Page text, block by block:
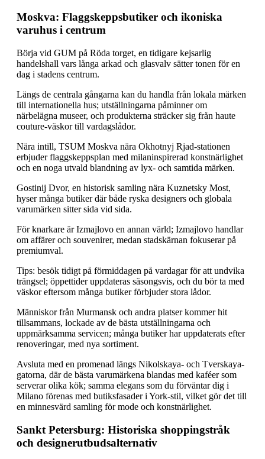
Moskva: Flaggskeppsbutiker och ikoniska
varuhus i centrum
Börja vid GUM på Röda torget, en tidigare kejsarlig
handelshall vars långa arkad och glasvalv sätter tonen för en
dag i stadens centrum.
Längs de centrala gångarna kan du handla från lokala märken
till internationella hus; utställningarna påminner om
närbelägna museer, och produkterna sträcker sig från haute
couture-väskor till vardagslådor.
Nära intill, TSUM Moskva nära Okhotnyj Rjad-stationen
erbjuder flaggskeppsplan med milaninspirerad konstnärlighet
och en noga utvald blandning av lyx- och samtida märken.
Gostinij Dvor, en historisk samling nära Kuznetsky Most,
hyser många butiker där både ryska designers och globala
varumärken sitter sida vid sida.
För knarkare är Izmajlovo en annan värld; Izmajlovo handlar
om affärer och souvenirer, medan stadskärnan fokuserar på
premiumval.
Tips: besök tidigt på förmiddagen på vardagar för att undvika
trängsel; öppettider uppdateras säsongsvis, och du bör ta med
väskor eftersom många butiker förbjuder stora lådor.
Människor från Murmansk och andra platser kommer hit
tillsammans, lockade av de bästa utställningarna och
uppmärksamma servicen; många butiker har uppdaterats efter
renoveringar, med nya sortiment.
Avsluta med en promenad längs Nikolskaya- och Tverskaya-
gatorna, där de bästa varumärkena blandas med kaféer som
serverar olika kök; samma elegans som du förväntar dig i
Milano förenas med butiksfasader i York-stil, vilket gör det till
en minnesvärd samling för mode och konstnärlighet.
Sankt Petersburg: Historiska shoppingstråk
och designerutbudsalternativ